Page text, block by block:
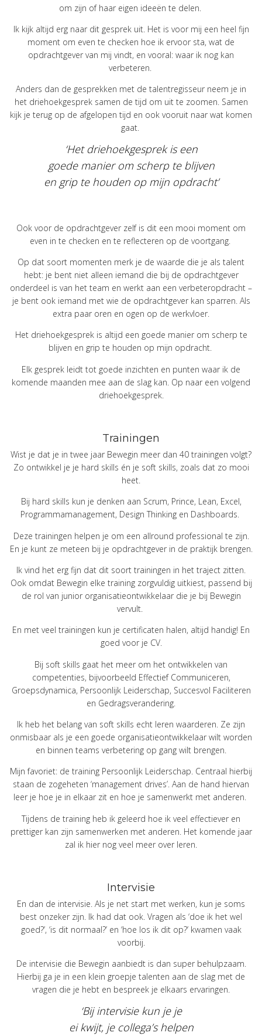
om zijn of haar eigen ideeën te delen.
Ik kijk altijd erg naar dit gesprek uit. Het is voor mij een heel fijn
moment om even te checken hoe ik ervoor sta, wat de
opdrachtgever van mij vindt, en vooral: waar ik nog kan
verbeteren.
Anders dan de gesprekken met de talentregisseur neem je in
het driehoekgesprek samen de tijd om uit te zoomen. Samen
kijk je terug op de afgelopen tijd en ook vooruit naar wat komen
gaat.
‘Het driehoekgesprek is een
goede manier om scherp te blijven
en grip te houden op mijn opdracht’
Ook voor de opdrachtgever zelf is dit een mooi moment om
even in te checken en te reflecteren op de voortgang.
Op dat soort momenten merk je de waarde die je als talent
hebt: je bent niet alleen iemand die bij de opdrachtgever
onderdeel is van het team en werkt aan een verbeteropdracht –
je bent ook iemand met wie de opdrachtgever kan sparren. Als
extra paar oren en ogen op de werkvloer.
Het driehoekgesprek is altijd een goede manier om scherp te
blijven en grip te houden op mijn opdracht.
Elk gesprek leidt tot goede inzichten en punten waar ik de
komende maanden mee aan de slag kan. Op naar een volgend
driehoekgesprek.
Trainingen
Wist je dat je in twee jaar Bewegin meer dan 40 trainingen volgt?
Zo ontwikkel je je hard skills én je soft skills, zoals dat zo mooi
heet.
Bij hard skills kun je denken aan Scrum, Prince, Lean, Excel,
Programmamanagement, Design Thinking en Dashboards.
Deze trainingen helpen je om een allround professional te zijn.
En je kunt ze meteen bij je opdrachtgever in de praktijk brengen.
Ik vind het erg fijn dat dit soort trainingen in het traject zitten.
Ook omdat Bewegin elke training zorgvuldig uitkiest, passend bij
de rol van junior organisatieontwikkelaar die je bij Bewegin
vervult.
En met veel trainingen kun je certificaten halen, altijd handig! En
goed voor je CV.
Bij soft skills gaat het meer om het ontwikkelen van
competenties, bijvoorbeeld Effectief Communiceren,
Groepsdynamica, Persoonlijk Leiderschap, Succesvol Faciliteren
en Gedragsverandering.
Ik heb het belang van soft skills echt leren waarderen. Ze zijn
onmisbaar als je een goede organisatieontwikkelaar wilt worden
en binnen teams verbetering op gang wilt brengen.
Mijn favoriet: de training Persoonlijk Leiderschap. Centraal hierbij
staan de zogeheten ‘management drives’. Aan de hand hiervan
leer je hoe je in elkaar zit en hoe je samenwerkt met anderen.
Tijdens de training heb ik geleerd hoe ik veel effectiever en
prettiger kan zijn samenwerken met anderen. Het komende jaar
zal ik hier nog veel meer over leren.
Intervisie
En dan de intervisie. Als je net start met werken, kun je soms
best onzeker zijn. Ik had dat ook. Vragen als ‘doe ik het wel
goed?’, ‘is dit normaal?’ en ‘hoe los ik dit op?’ kwamen vaak
voorbij.
De intervisie die Bewegin aanbiedt is dan super behulpzaam.
Hierbij ga je in een klein groepje talenten aan de slag met de
vragen die je hebt en bespreek je elkaars ervaringen.
‘Bij intervisie kun je je
ei kwijt, je collega’s helpen